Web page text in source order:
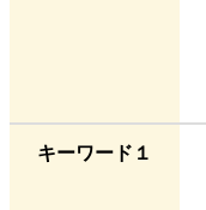
キーワード１